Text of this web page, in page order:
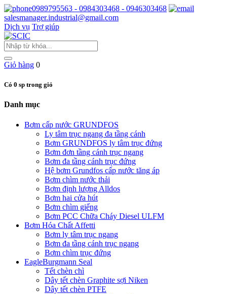
0989795563 - 0984303468 - 0946303468
salesmanager.industrial@gmail.com
Dịch vụ Trợ giúp
Giỏ hàng 0
Có 0 sp trong giỏ
Danh mục
Bơm cấp nước GRUNDFOS
Ly tâm trục ngang đa tầng cánh
Bơm GRUNDFOS ly tâm trục đứng
Bơm đơn tầng cánh trục ngang
Bơm đa tầng cánh trục đứng
Hệ bơm Grundfos cấp nước tăng áp
Bơm chìm nước thải
Bơm định lượng Alldos
Bơm hai cửa hút
Bơm chìm giếng
Bơm PCC Chữa Cháy Diesel ULFM
Bơm Hóa Chất Affetti
Bơm ly tâm trục ngang
Bơm đa tầng cánh trục ngang
Bơm chìm trục đứng
EagleBurgmann Seal
Tết chèn chì
Dây tết chèn Graphite sợi Niken
Dây tết chèn PTFE